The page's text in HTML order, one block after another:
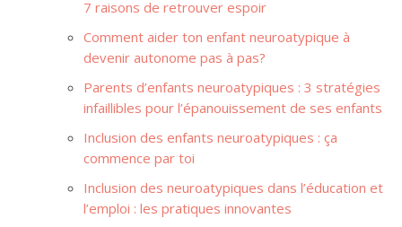
7 raisons de retrouver espoir
Comment aider ton enfant neuroatypique à
devenir autonome pas à pas?
Parents d’enfants neuroatypiques : 3 stratégies
infaillibles pour l’épanouissement de ses enfants
Inclusion des enfants neuroatypiques : ça
commence par toi
Inclusion des neuroatypiques dans l’éducation et
l’emploi : les pratiques innovantes